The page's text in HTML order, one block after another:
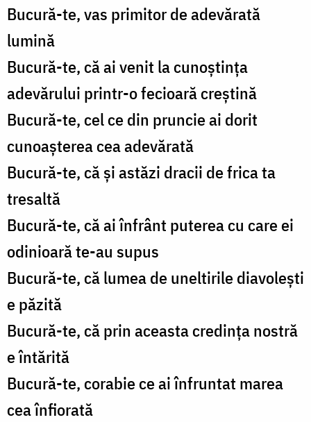
Bucură-te, vas primitor de adevărată
lumină
Bucură-te, că ai venit la cunoștința
adevărului printr-o fecioară creștină
Bucură-te, cel ce din pruncie ai dorit
cunoașterea cea adevărată
Bucură-te, că și astăzi dracii de frica ta
tresaltă
Bucură-te, că ai înfrânt puterea cu care ei
odinioară te-au supus
Bucură-te, că lumea de uneltirile diavolești
e păzită
Bucură-te, că prin aceasta credința nostră
e întărită
Bucură-te, corabie ce ai înfruntat marea
cea înfiorată